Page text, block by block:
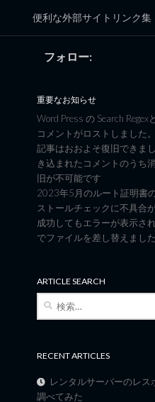
コンテンツへスキップ
便利な外部サイトリンク集
黒翼猫
フォロー:
重要なお知らせ
Word Press の Search
コメントがロストしました。
記事はおおよそ復旧できまし
き込まれたコメントのうち
旧が不可能です
2023年5月のルート証明書
ストールチェックに不具合
成功してもエラーが表示さ
でファイルを差し替えました
ARTICLE SEARCH
RECENT ARTICLES
レンタルサーバーのレ
調べてみた